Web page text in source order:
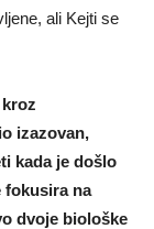
ali Kejti se
izazovan,
kada je došlo
fokusira na
dvoje biološke